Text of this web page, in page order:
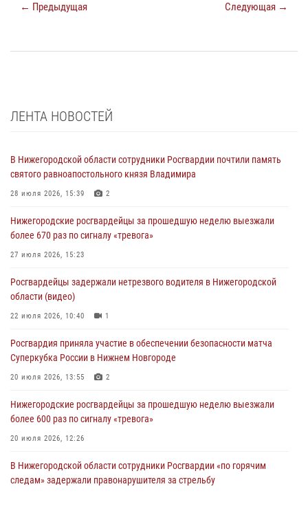
← Предыдущая Следующая →
ЛЕНТА НОВОСТЕЙ
В Нижегородской области сотрудники Росгвардии почтили память
святого равноапостольного князя Владимира
28 июля 2026, 15:39 2
Нижегородские росгвардейцы за прошедшую неделю выезжали
более 670 раз по сигналу «тревога»
27 июля 2026, 15:23
Росгвардейцы задержали нетрезвого водителя в Нижегородской
области (видео)
22 июля 2026, 10:40 1
Росгвардия приняла участие в обеспечении безопасности матча
Суперкубка России в Нижнем Новгороде
20 июля 2026, 13:55 2
Нижегородские росгвардейцы за прошедшую неделю выезжали
более 600 раз по сигналу «тревога»
20 июля 2026, 12:26
В Нижегородской области сотрудники Росгвардии «по горячим
следам» задержали правонарушителя за стрельбу